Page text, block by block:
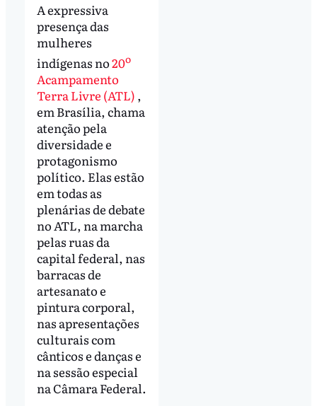
A expressiva
presença das
mulheres
indígenas no20o
Acampamento
Terra Livre (ATL) ,
em Brasília, chama
atenção pela
diversidade e
protagonismo
político. Elas estão
em todas as
plenárias de debate
no ATL, na marcha
pelas ruas da
capital federal, nas
barracas de
artesanato e
pintura corporal,
nas apresentações
culturais com
cânticos e danças e
na sessão especial
na Câmara Federal.